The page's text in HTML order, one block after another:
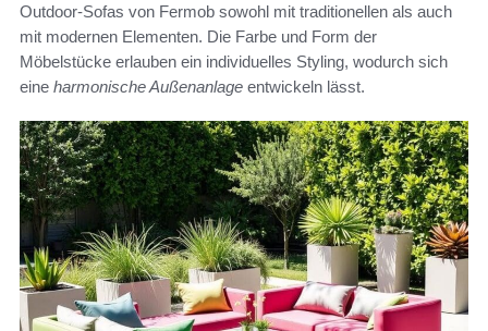
Outdoor-Sofas von Fermob sowohl mit traditionellen als auch
mit modernen Elementen. Die Farbe und Form der
Möbelstücke erlauben ein individuelles Styling, wodurch sich
eine harmonische Außenanlage entwickeln lässt.